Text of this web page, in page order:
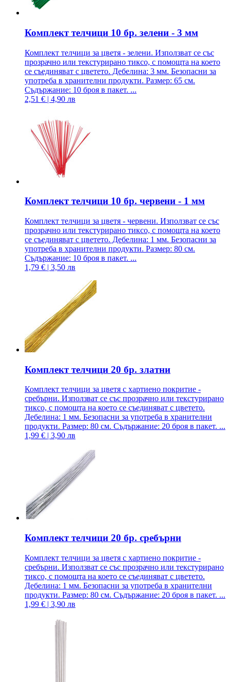
Комплект телчици 10 бр. зелени - 3 мм
Комплект телчици за цветя - зелени. Използват се със
прозрачно или текстурирано тиксо, с помощта на което
се съединяват с цветето. Дебелина: 3 мм. Безопасни за
употреба в хранителни продукти. Размер: 65 см.
Съдържание: 10 броя в пакет. ...
2,51 € | 4,90 лв
Комплект телчици 10 бр. червени - 1 мм
Комплект телчици за цветя - червени. Използват се със
прозрачно или текстурирано тиксо, с помощта на което
се съединяват с цветето. Дебелина: 1 мм. Безопасни за
употреба в хранителни продукти. Размер: 80 см.
Съдържание: 10 броя в пакет. ...
1,79 € | 3,50 лв
Комплект телчици 20 бр. златни
Комплект телчици за цветя с хартиено покритие -
сребърни. Използват се със прозрачно или текстурирано
тиксо, с помощта на което се съединяват с цветето.
Дебелина: 1 мм. Безопасни за употреба в хранителни
продукти. Размер: 80 см. Съдържание: 20 броя в пакет. ...
1,99 € | 3,90 лв
Комплект телчици 20 бр. сребърни
Комплект телчици за цветя с хартиено покритие -
сребърни. Използват се със прозрачно или текстурирано
тиксо, с помощта на което се съединяват с цветето.
Дебелина: 1 мм. Безопасни за употреба в хранителни
продукти. Размер: 80 см. Съдържание: 20 броя в пакет. ...
1,99 € | 3,90 лв